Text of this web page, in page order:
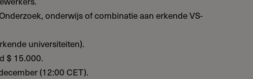
onderwijs of combinatie aan erkende VS-
universiteiten).
$ 15.000.
(12:00 CET).